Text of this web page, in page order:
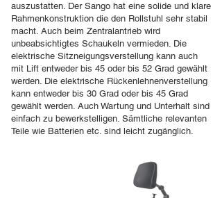
auszustatten. Der Sango hat eine solide und klare
Rahmenkonstruktion die den Rollstuhl sehr stabil
macht. Auch beim Zentralantrieb wird
unbeabsichtigtes Schaukeln vermieden. Die
elektrische Sitzneigungsverstellung kann auch
mit Lift entweder bis 45 oder bis 52 Grad gewählt
werden. Die elektrische Rückenlehnenverstellung
kann entweder bis 30 Grad oder bis 45 Grad
gewählt werden. Auch Wartung und Unterhalt sind
einfach zu bewerkstelligen. Sämtliche relevanten
Teile wie Batterien etc. sind leicht zugänglich.